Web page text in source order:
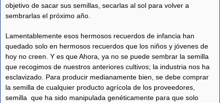
objetivo de sacar sus semillas, secarlas al sol para volver a
sembrarlas el próximo año.
Lamentablemente esos hermosos recuerdos de infancia han
quedado solo en hermosos recuerdos que los niños y jóvenes de
hoy no creen. Y es que Ahora, ya no se puede sembrar la semilla
que recogimos de nuestros anteriores cultivos; la industria nos ha
esclavizado. Para producir medianamente bien, se debe comprar
la semilla de cualquier producto agrícola de los proveedores,
semilla que ha sido manipulada genéticamente para que solo